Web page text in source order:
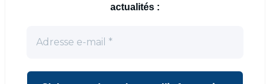
actualités :